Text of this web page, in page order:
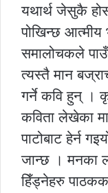
यथार्थ जेसुकै
पोखिन्छ आत्मीय
समालोचकले
त्यस्तै मान
गर्ने कवि हुन् ।
कविता लेखेका
पाटोबाट हेर्न
जान्छ । मनका
हिँड्नेहरु